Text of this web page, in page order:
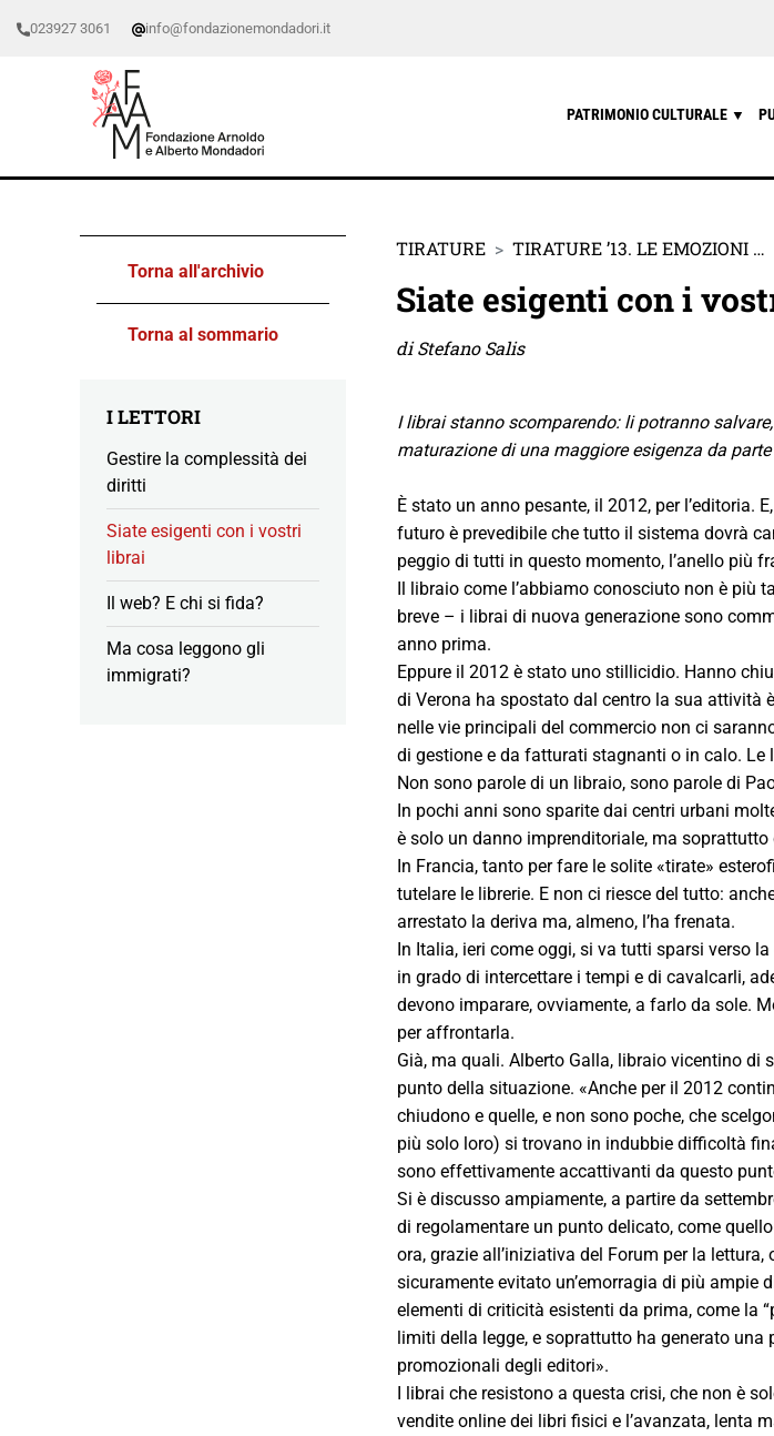
023927 3061 info@fondazionemondadori.it
PATRIMONIO CULTURALE ▼
Torna all'archivio
Torna al sommario
I LETTORI
Gestire la complessità dei
diritti
Siate esigenti con i vostri
librai
Il web? E chi si fida?
Ma cosa leggono gli
immigrati?
TIRATURE TIRATURE ’13. LE EMOZIONI …
Siate esigenti con i
di Stefano Salis
I librai stanno scomparendo: li potranno
maturazione di una maggiore esigenza da
È stato un anno pesante, il 2012, per l’editoria.
futuro è prevedibile che tutto il sistema dovrà
peggio di tutti in questo momento, l’anello più
Il libraio come l’abbiamo conosciuto non è più
breve – i librai di nuova generazione sono
anno prima.
Eppure il 2012 è stato uno stillicidio. Hanno
di Verona ha spostato dal centro la sua attività
nelle vie principali del commercio non ci
di gestione e da fatturati stagnanti o in calo.
Non sono parole di un libraio, sono parole di
In pochi anni sono sparite dai centri urbani
è solo un danno imprenditoriale, ma
In Francia, tanto per fare le solite «tirate»
tutelare le librerie. E non ci riesce del tutto:
arrestato la deriva ma, almeno, l’ha frenata.
In Italia, ieri come oggi, si va tutti sparsi verso
in grado di intercettare i tempi e di cavalcarli,
devono imparare, ovviamente, a farlo da sole.
per affrontarla.
Già, ma quali. Alberto Galla, libraio vicentino di
punto della situazione. «Anche per il 2012
chiudono e quelle, e non sono poche, che
più solo loro) si trovano in indubbie difficoltà
sono effettivamente accattivanti da questo
Si è discusso ampiamente, a partire da
di regolamentare un punto delicato, come
ora, grazie all’iniziativa del Forum per la
sicuramente evitato un’emorragia di più
elementi di criticità esistenti da prima, come la
limiti della legge, e soprattutto ha generato
promozionali degli editori».
I librai che resistono a questa crisi, che non è
vendite online dei libri fisici e l’avanzata, lenta